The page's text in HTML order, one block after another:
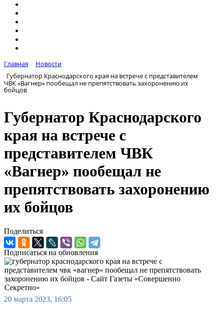
Главная
Новости
Губернатор Краснодарского края на встрече с представителем
ЧВК «Вагнер» пообещал не препятствовать захоронению их
бойцов
Губернатор Краснодарского
края на встрече с
представителем ЧВК
«Вагнер» пообещал не
препятствовать захоронению
их бойцов
Поделиться
Подписаться на обновления
20 марта 2023, 16:05